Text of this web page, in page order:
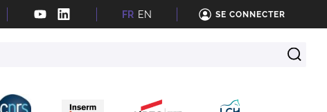
FR EN SE CONNECTER